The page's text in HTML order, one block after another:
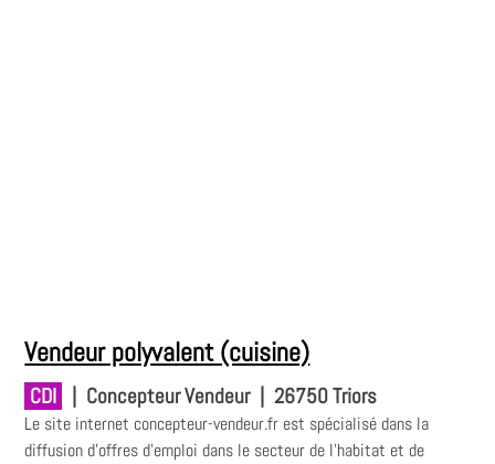
Vendeur polyvalent (cuisine)
CDI | Concepteur Vendeur | 26750 Triors
Le site internet concepteur-vendeur.fr est spécialisé dans la
diffusion d'offres d'emploi dans le secteur de l'habitat et de